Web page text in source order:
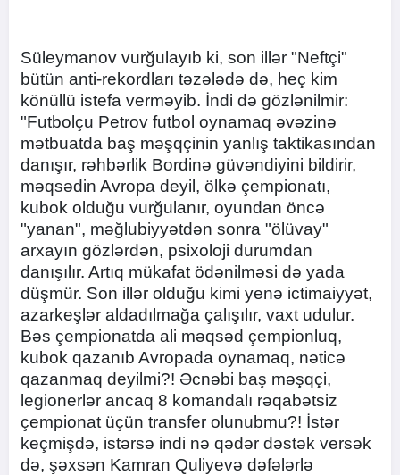
Süleymanov vurğulayıb ki, son illər "Neftçi"
bütün anti-rekordları təzələdə də, heç kim
könüllü istefa verməyib. İndi də gözlənilmir:
"Futbolçu Petrov futbol oynamaq əvəzinə
mətbuatda baş məşqçinin yanlış taktikasından
danışır, rəhbərlik Bordinə güvəndiyini bildirir,
məqsədin Avropa deyil, ölkə çempionatı,
kubok olduğu vurğulanır, oyundan öncə
"yanan", məğlubiyyətdən sonra "ölüvay"
arxayın gözlərdən, psixoloji durumdan
danışılır. Artıq mükafat ödənilməsi də yada
düşmür. Son illər olduğu kimi yenə ictimaiyyət,
azarkeşlər aldadılmağa çalışılır, vaxt udulur.
Bəs çempionatda ali məqsəd çempionluq,
kubok qazanıb Avropada oynamaq, nəticə
qazanmaq deyilmi?! Əcnəbi baş məşqçi,
legionerlər ancaq 8 komandalı rəqabətsiz
çempionat üçün transfer olunubmu?! İstər
keçmişdə, istərsə indi nə qədər dəstək versək
də, şəxsən Kamran Quliyevə dəfələrlə